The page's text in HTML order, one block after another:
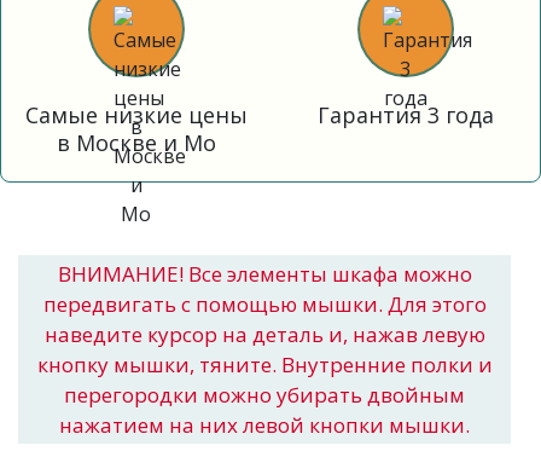
Самые низкие цены
в Москве и Мо
Гарантия 3 года
ВНИМАНИЕ! Все элементы шкафа можно
передвигать с помощью мышки. Для этого
наведите курсор на деталь и, нажав левую
кнопку мышки, тяните. Внутренние полки и
перегородки можно убирать двойным
нажатием на них левой кнопки мышки.